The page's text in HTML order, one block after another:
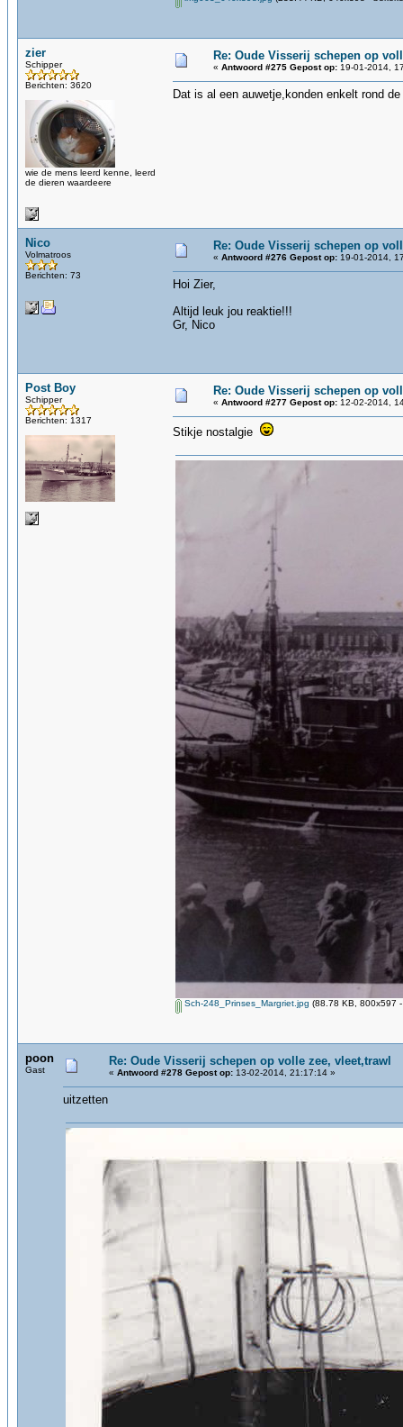
zier
Schipper
Berichten: 3620
wie de mens leerd kenne, leerd
de dieren waardeere
Re: Oude Visserij schepen op
« Antwoord #275 Gepost op: 19-01-2014,
Dat is al een auwetje,konden enkelt rond
Nico
Volmatroos
Berichten: 73
Re: Oude Visserij schepen op
« Antwoord #276 Gepost op: 19-01-2014,
Hoi Zier,
Altijd leuk jou reaktie!!!
Gr, Nico
Post Boy
Schipper
Berichten: 1317
Re: Oude Visserij schepen op
« Antwoord #277 Gepost op: 12-02-2014,
Stikje nostalgie
Sch-248_Prinses_Margriet.jpg (88.78 KB, 800x597
poon
Gast
Re: Oude Visserij schepen op volle zee, vleet,trawl
« Antwoord #278 Gepost op: 13-02-2014, 21:17:14 »
uitzetten